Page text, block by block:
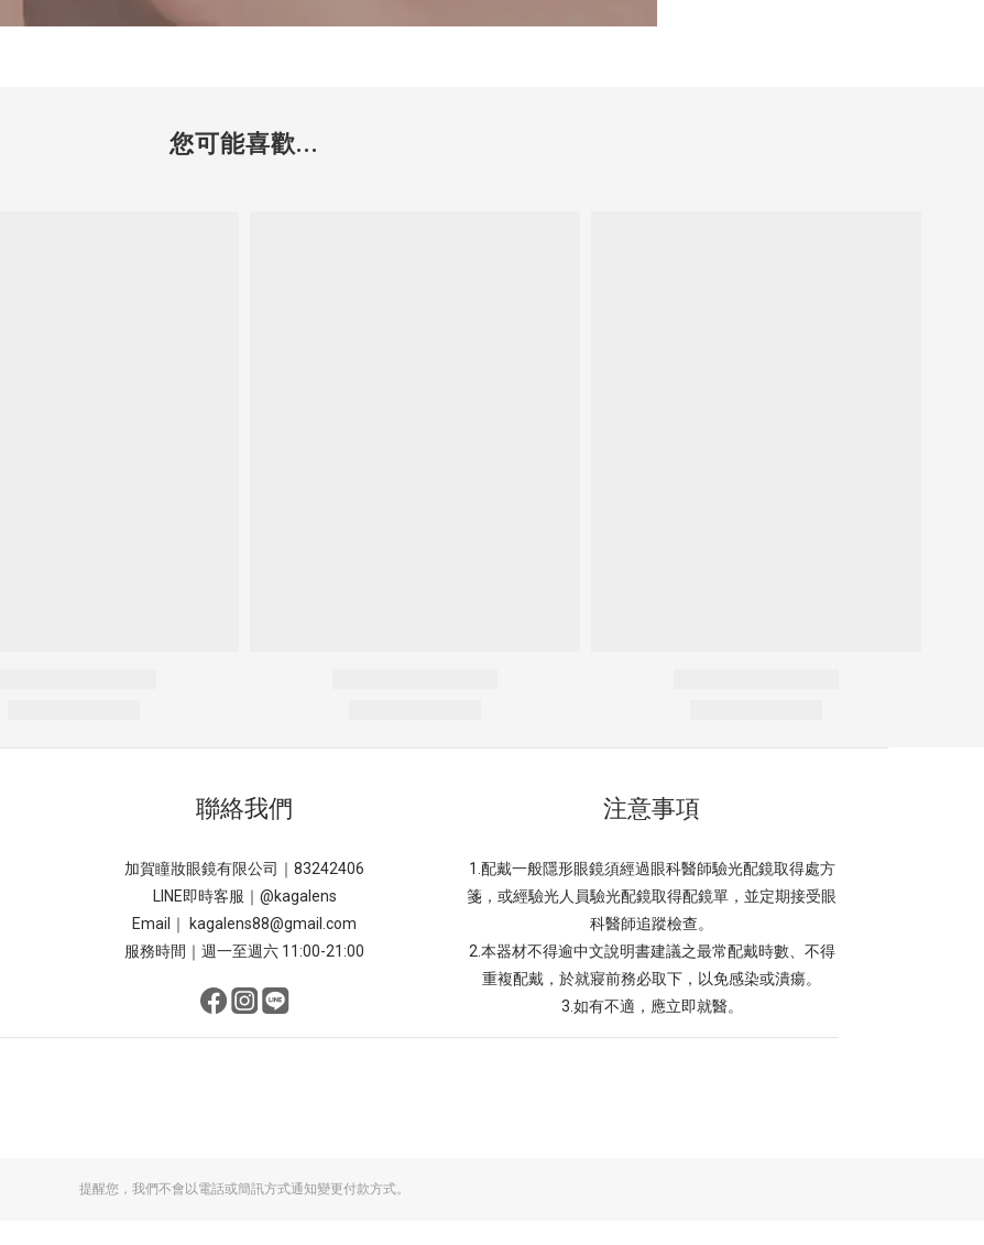
您可能喜歡...
聯絡我們
加賀瞳妝眼鏡有限公司｜83242406
LINE即時客服｜ @kagalens
Email｜ kagalens88@gmail.com
服務時間｜週一至週六 11:00-21:00
注意事項
1.配戴一般隱形眼鏡須經過眼科醫師驗光配鏡取得處方
箋，或經驗光人員驗光配鏡取得配鏡單，並定期接受眼
科醫師追蹤檢查。
2.本器材不得逾中文說明書建議之最常配戴時數、不得
重複配戴，於就寢前務必取下，以免感染或潰瘍。
3.如有不適，應立即就醫。
提醒您，我們不會以電話或簡訊方式通知變更付款方式。